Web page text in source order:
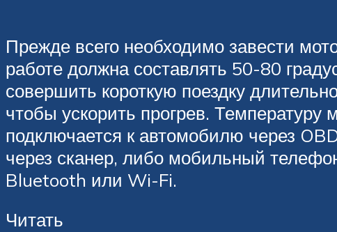
Прежде всего необходимо завести
работе должна составлять 50-80
совершить короткую поездку
чтобы ускорить прогрев.
подключается к автомобилю через
через сканер, либо мобильный
Bluetooth или Wi-Fi.
Читать